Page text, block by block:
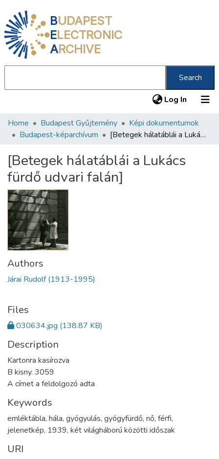
BUDAPEST
ELECTRONIC
ARCHIVE
Search
Log In (current)
Communities & Collections
Statistics
About us
Home Budapest Gyűjtemény
Képi dokumentumok
Budapest-képarchívum
[Betegek hálatáblái a Lukács fürdő udvari falán]
[Betegek hálatáblái a Lukács
fürdő udvari falán]
Authors
Járai Rudolf (1913-1995)
Files
030634.jpg (138.87 KB)
Description
Kartonra kasírozva
B kisny. 3059
A címet a feldolgozó adta
Keywords
emléktábla, hála, gyógyulás, gyógyfürdő, nő, férfi,
jelenetkép, 1939, két világháború közötti időszak
URI